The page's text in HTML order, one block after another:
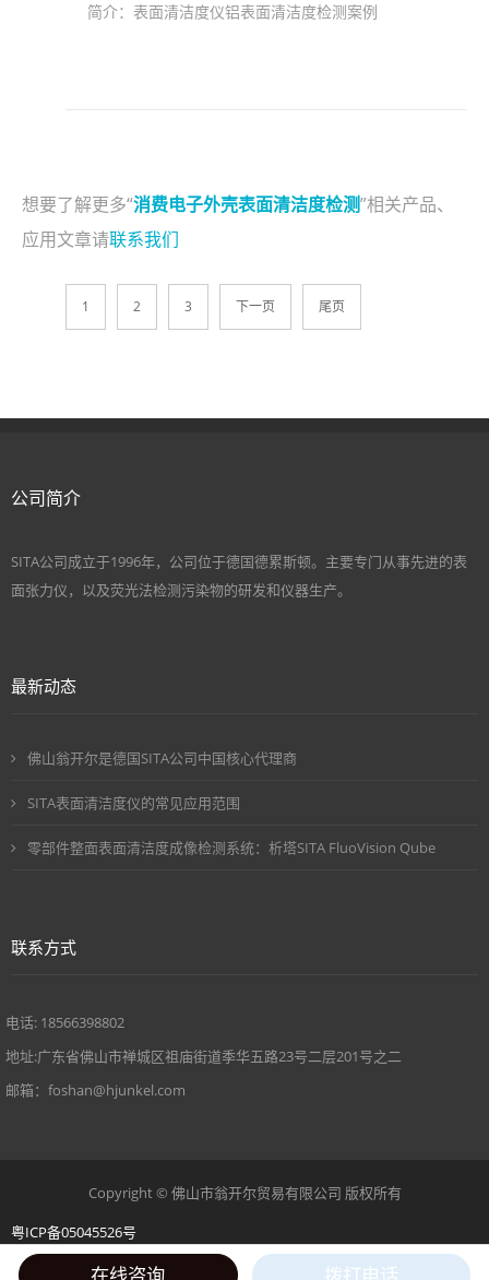
简介： 表面清洁度仪铝表面清洁度检测案例
想要了解更多“消费电子外壳表面清洁度检测”相关产品、
应用文章请联系我们
1 2 3 下一页 尾页
公司简介
SITA公司成立于1996年，公司位于德国德累斯顿。主要专门从事先进的表
面张力仪，以及荧光法检测污染物的研发和仪器生产。
最新动态
佛山翁开尔是德国SITA公司中国核心代理商
SITA表面清洁度仪的常见应用范围
零部件整面表面清洁度成像检测系统：析塔SITA FluoVision Qube
联系方式
电话: 18566398802
地址:广东省佛山市禅城区祖庙街道季华五路23号二层201号之二
邮箱：foshan@hjunkel.com
Copyright © 佛山市翁开尔贸易有限公司 版权所有
粤ICP备05045526号
在线咨询 拨打电话